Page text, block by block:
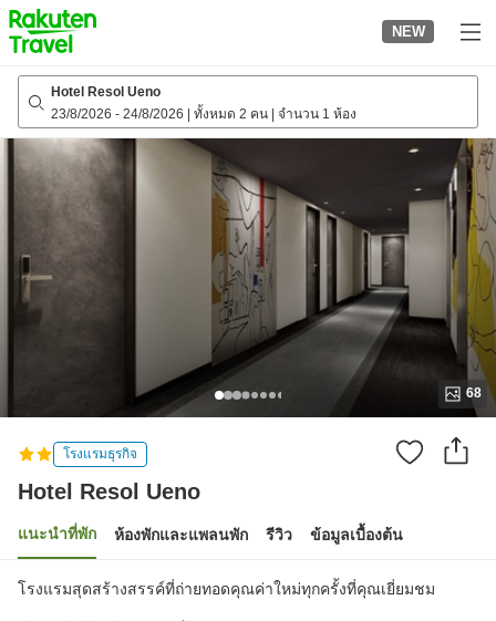
to
top
page
NEW
Hotel Resol Ueno
23/8/2026 - 24/8/2026 ทั้งหมด 2 คน จำนวน 1 ห้อง
68
โรงแรมธุรกิจ
Hotel Resol Ueno
แนะนำที่พัก ห้องพักและแพลนพัก รีวิว ข้อมูลเบื้องต้น
โรงแรมสุดสร้างสรรค์ที่ถ่ายทอดคุณค่าใหม่ทุกครั้งที่คุณเยี่ยมชม